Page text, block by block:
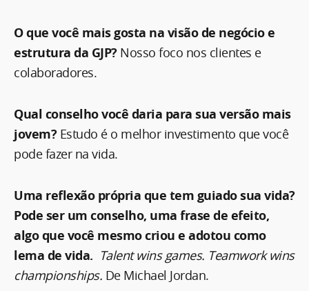
O que você mais gosta na visão de negócio e
estrutura da GJP?Nosso foco nos clientes e
colaboradores.
Qual conselho você daria para sua versão mais
jovem?Estudo é o melhor investimento que você
pode fazer na vida.
Uma reflexão própria que tem guiado sua vida?
Pode ser um conselho, uma frase de efeito,
algo que você mesmo criou e adotou como
lema de vida. Talent wins games. Teamwork wins
championships. De Michael Jordan.